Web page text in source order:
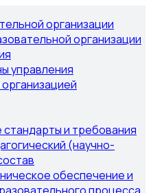
организации
организации
управления
и требования
(научно-
обеспечение и